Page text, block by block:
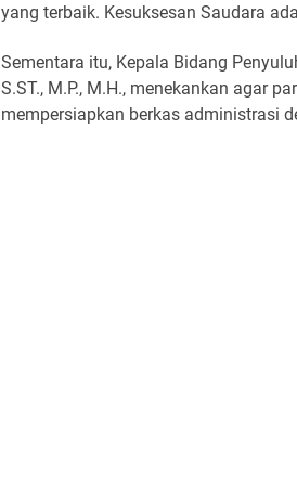
yang terbaik. Kesuksesan Saudara
Sementara itu, Kepala Bidang
S.ST., M.P., M.H., menekankan agar
mempersiapkan berkas administrasi